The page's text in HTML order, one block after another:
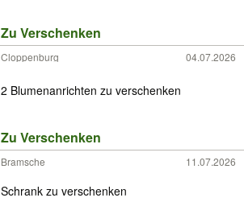
Zu Verschenken
Cloppenburg 04.07.2026
2 Blumenanrichten zu verschenken
Zu Verschenken
Bramsche 11.07.2026
Schrank zu verschenken